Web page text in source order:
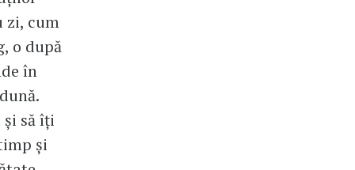
zi, cum
o după
în
și să îți
și